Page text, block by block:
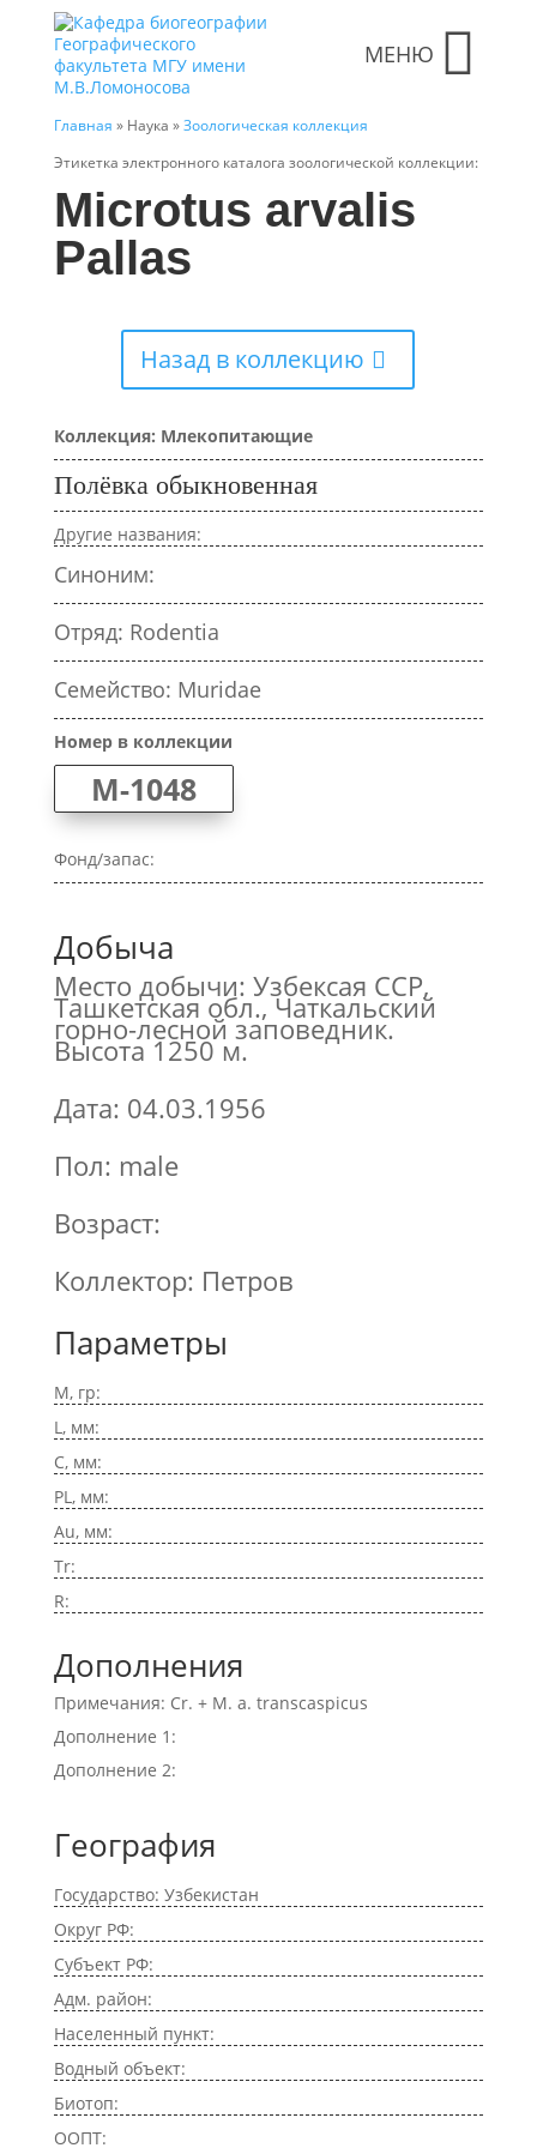
МЕНЮ
Главная » Наука »Зоологическая коллекция
Этикетка электронного каталога зоологической коллекции:
Microtus arvalis
Pallas
Назад в коллекцию
Коллекция: Млекопитающие
Полёвка обыкновенная
Другие названия:
Синоним:
Отряд: Rodentia
Семейство: Muridae
Номер в коллекции
M-1048
Фонд/запас:
Добыча
Место добычи: Узбексая ССР,
Ташкетская обл., Чаткальский
горно-лесной заповедник.
Высота 1250 м.
Дата: 04.03.1956
Пол: male
Возраст:
Коллектор: Петров
Параметры
M, гр:
L, мм:
C, мм:
PL, мм:
Au, мм:
Tr:
R:
Дополнения
Примечания: Cr. + M. a. transcaspicus
Дополнение 1:
Дополнение 2:
География
Государство: Узбекистан
Округ РФ:
Субъект РФ:
Адм. район:
Населенный пункт:
Водный объект:
Биотоп:
ООПТ: